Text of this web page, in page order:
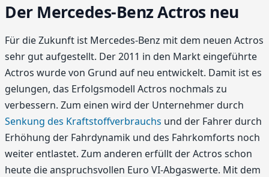
Der Mercedes-Benz Actros neu
Für die Zukunft ist Mercedes-Benz mit dem neuen Actros
sehr gut aufgestellt. Der 2011 in den Markt eingeführte
Actros wurde von Grund auf neu entwickelt. Damit ist es
gelungen, das Erfolgsmodell Actros nochmals zu
verbessern. Zum einen wird der Unternehmer durch
Senkung des Kraftstoffver­brauchs und der Fahrer durch
Erhöhung der Fahrdynamik und des Fahrkomforts noch
weiter entlastet. Zum anderen erfüllt der Actros schon
heute die anspruchsvollen Euro VI-Abgaswerte. Mit dem